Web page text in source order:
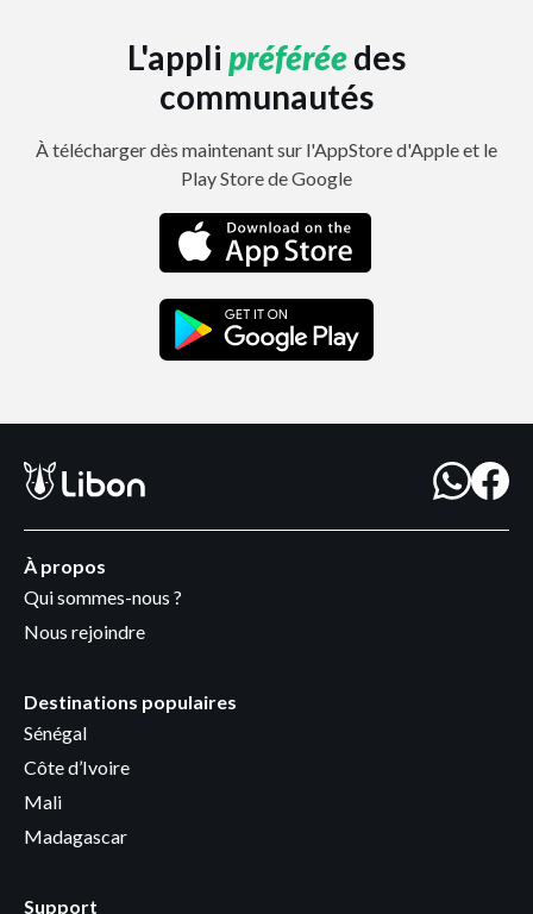
L'appli préféréedes
communautés
À télécharger dès maintenant sur l'AppStore d'Apple et le
Play Store de Google
À propos
Qui sommes-nous ?
Nous rejoindre
Destinations populaires
Sénégal
Côte d’Ivoire
Mali
Madagascar
Support